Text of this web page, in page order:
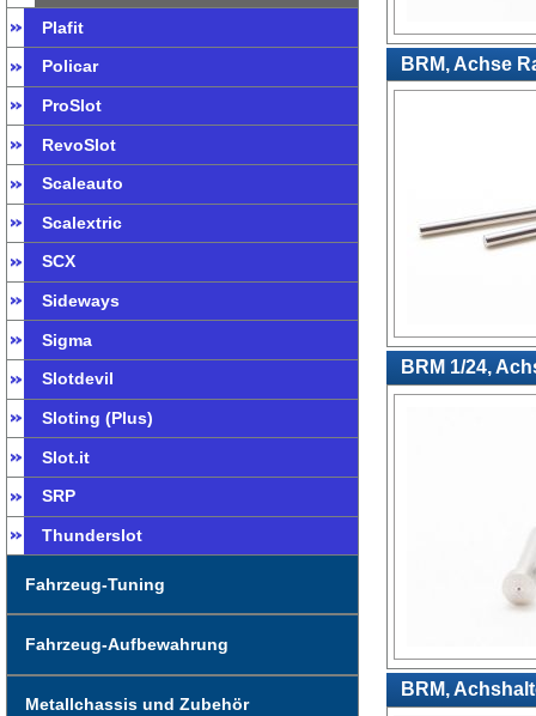
Plafit
Policar
ProSlot
RevoSlot
Scaleauto
Scalextric
SCX
Sideways
Sigma
Slotdevil
Sloting (Plus)
Slot.it
SRP
Thunderslot
Fahrzeug-Tuning
Fahrzeug-Aufbewahrung
Metallchassis und Zubehör
BRM, Achse
BRM 1/24,
BRM,